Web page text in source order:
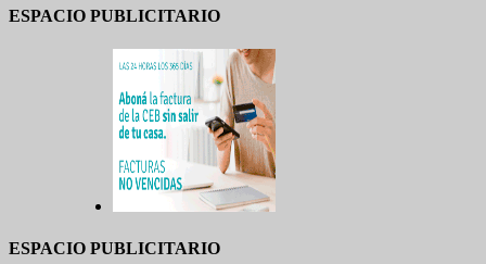
ESPACIO PUBLICITARIO
ESPACIO PUBLICITARIO